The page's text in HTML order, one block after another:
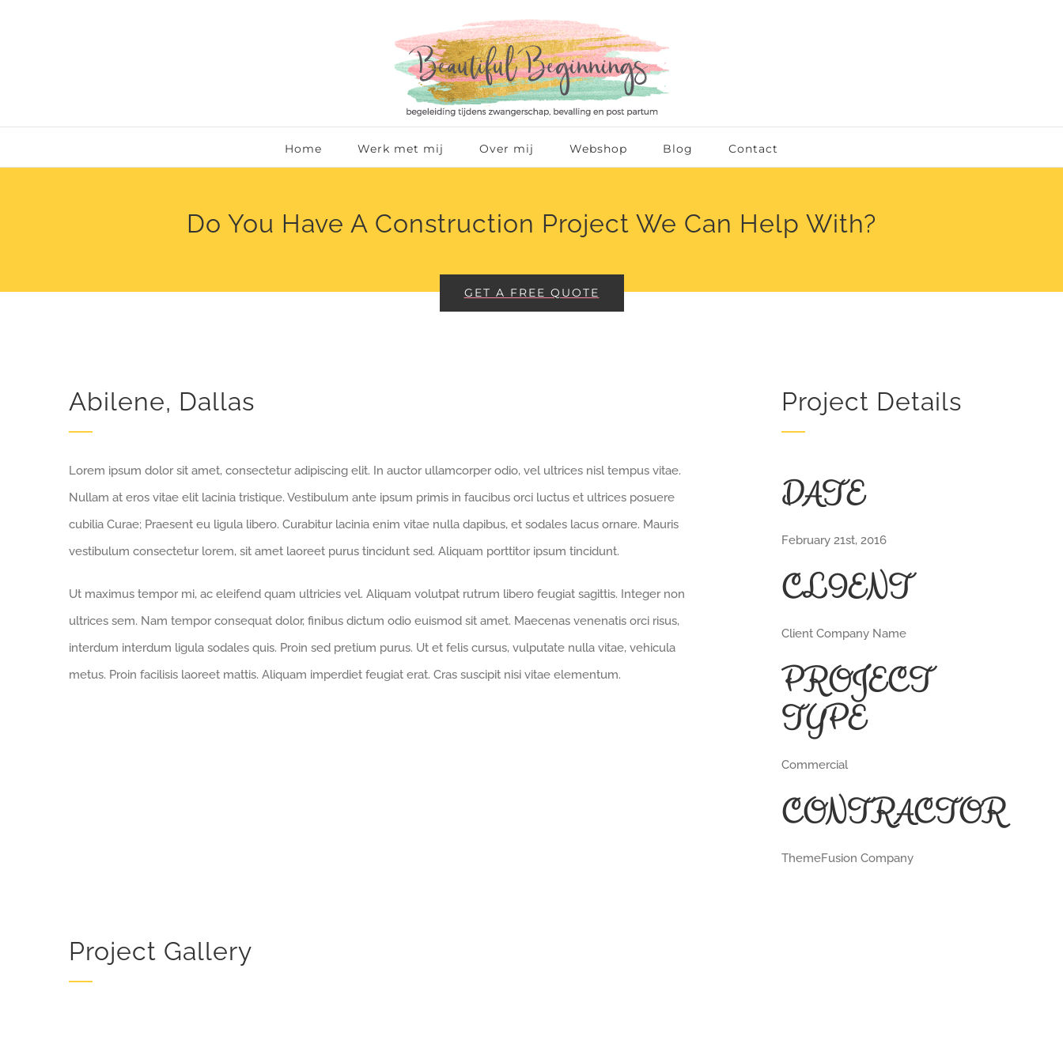
Home Werk met mij Over mij Webshop Blog Contact
Do You Have A Construction Project We Can Help With?
GET A FREE QUOTE
Abilene, Dallas
Lorem ipsum dolor sit amet, consectetur adipiscing elit. In auctor ullamcorper odio, vel ultrices nisl tempus vitae.
Nullam at eros vitae elit lacinia tristique. Vestibulum ante ipsum primis in faucibus orci luctus et ultrices posuere
cubilia Curae; Praesent eu ligula libero. Curabitur lacinia enim vitae nulla dapibus, et sodales lacus ornare. Mauris
vestibulum consectetur lorem, sit amet laoreet purus tincidunt sed. Aliquam porttitor ipsum tincidunt.
Ut maximus tempor mi, ac eleifend quam ultricies vel. Aliquam volutpat rutrum libero feugiat sagittis. Integer non
ultrices sem. Nam tempor consequat dolor, finibus dictum odio euismod sit amet. Maecenas venenatis orci risus,
interdum interdum ligula sodales quis. Proin sed pretium purus. Ut et felis cursus, vulputate nulla vitae, vehicula
metus. Proin facilisis laoreet mattis. Aliquam imperdiet feugiat erat. Cras suscipit nisi vitae elementum.
Project Details
DATE
February 21st, 2016
CLIENT
Client Company Name
PROJECT
TYPE
Commercial
CONTRACTOR
ThemeFusion Company
Project Gallery